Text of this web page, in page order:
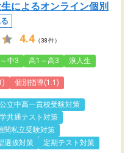
によるオンライン個別
4.4 （38件）
中3 高1～高3 浪人生
個別指導(1:1)
立中高一貫校受験対策
共通テスト対策
関私立受験対策
選抜対策
定期テスト対策